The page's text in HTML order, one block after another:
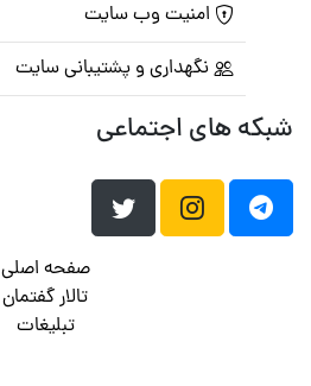
امنیت وب سایت
نگهداری و پشتیبانی سایت
شبکه های اجتماعی
صفحه اصلی
تالار گفتمان
تبلیغات